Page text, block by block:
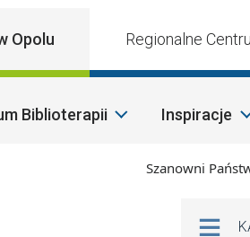
Opolu Regionalne
Biblioterapii Inspiracje
Szanowni Państwo,
Na